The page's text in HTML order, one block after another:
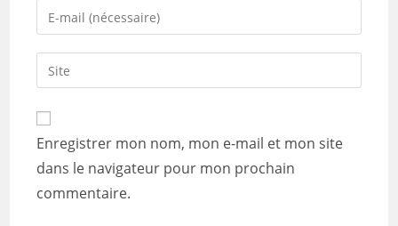
comment
Enter
your
email
address
comment
Saisir
l’URL
de
votre
site
(facultatif)
Enregistrer mon nom, mon e-mail et mon site
dans le navigateur pour mon prochain
commentaire.